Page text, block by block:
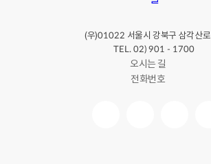
(우)01022 서울시 강북구 삼각산로
TEL. 02) 901 - 1700
오시는 길
전화번호